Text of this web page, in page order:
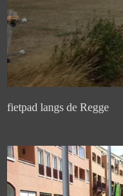
fietpad langs de Regge